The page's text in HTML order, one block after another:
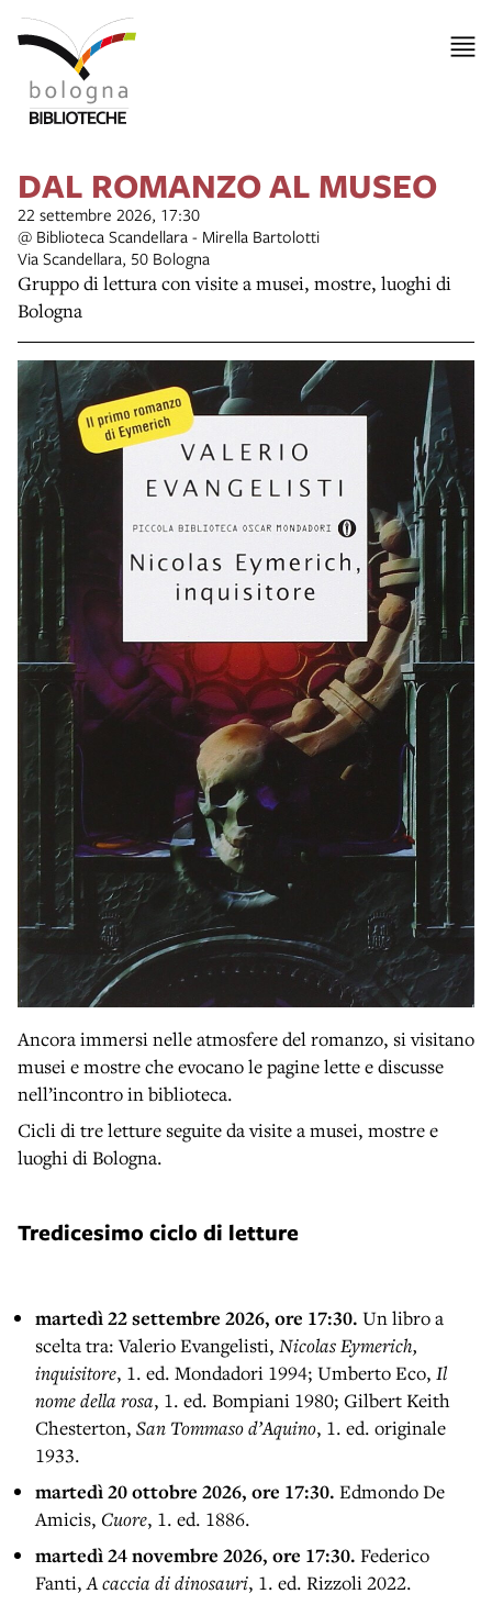
DAL ROMANZO AL MUSEO
22 settembre 2026, 17:30
@ Biblioteca Scandellara - Mirella Bartolotti
Via Scandellara, 50 Bologna
Gruppo di lettura con visite a musei, mostre, luoghi di
Bologna
Ancora immersi nelle atmosfere del romanzo, si visitano
musei e mostre che evocano le pagine lette e discusse
nell’incontro in biblioteca.
Cicli di tre letture seguite da visite a musei, mostre e
luoghi di Bologna.
Tredicesimo ciclo di letture
martedì 22 settembre 2026, ore 17:30. Un libro a
scelta tra: Valerio Evangelisti, Nicolas Eymerich,
inquisitore, 1. ed. Mondadori 1994; Umberto Eco, Il
nome della rosa, 1. ed. Bompiani 1980; Gilbert Keith
Chesterton, San Tommaso d’Aquino, 1. ed. originale
1933.
martedì 20 ottobre 2026, ore 17:30. Edmondo De
Amicis, Cuore, 1. ed. 1886.
martedì 24 novembre 2026, ore 17:30. Federico
Fanti,A caccia di dinosauri, 1. ed. Rizzoli 2022.